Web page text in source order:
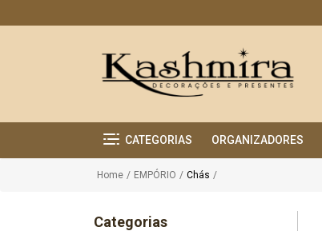
CATEGORIAS ORGANIZADORES
Home / EMPÓRIO / Chás /
Categorias